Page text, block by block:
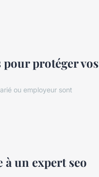
protéger vos
ou employeur sont
à un expert seo